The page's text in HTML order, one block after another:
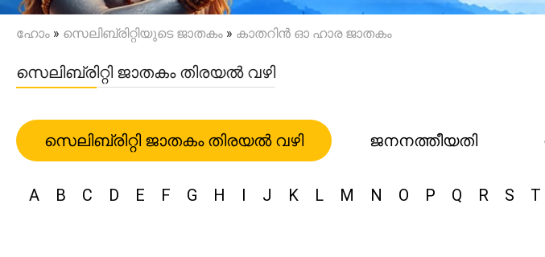
ഹോം » സെലിബ്രിറ്റിയുടെ ജാതകം » കാതറിൻ ഓ ഹാര ജാതകം
സെലിബ്രിറ്റി ജാതകം തിരയൽ വഴി
സെലിബ്രിറ്റി ജാതകം തിരയൽ വഴി ജനനത്തീയതി
A B C D E F G H I J K L M N O P Q R S T